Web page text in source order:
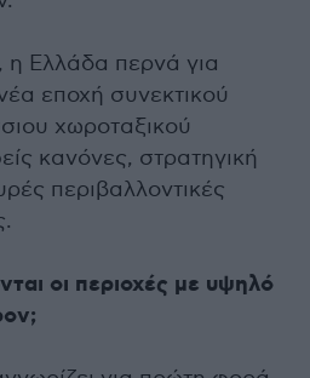
η Ελλάδα περνά για
εποχή συνεκτικού
χωροταξικού
κανόνες, στρατηγική
περιβαλλοντικές
οι περιοχές με υψηλό